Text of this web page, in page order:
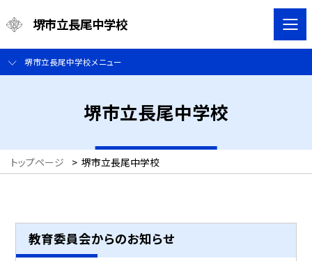
堺市立長尾中学校
堺市立長尾中学校メニュー
堺市立長尾中学校
トップページ > 堺市立長尾中学校
教育委員会からのお知らせ